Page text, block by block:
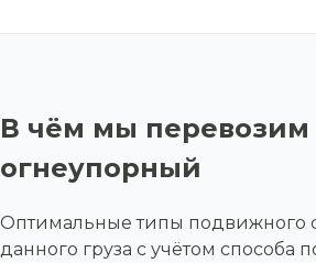
В чём мы перевозим
огнеупорный
Оптимальные типы подвижного
данного груза с учётом способа